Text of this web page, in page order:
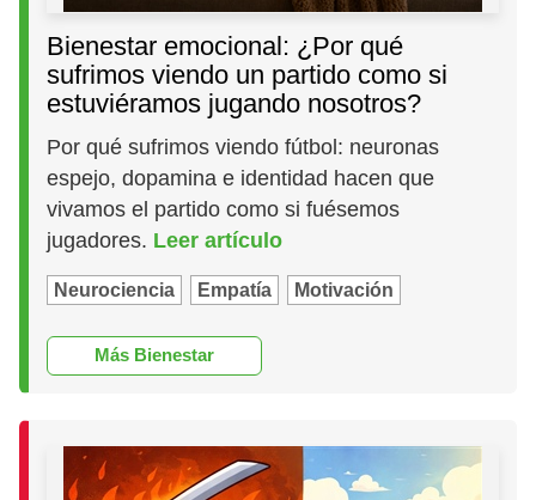
Bienestar emocional: ¿Por qué
sufrimos viendo un partido como si
estuviéramos jugando nosotros?
Por qué sufrimos viendo fútbol: neuronas
espejo, dopamina e identidad hacen que
vivamos el partido como si fuésemos
jugadores. Leer artículo
Neurociencia Empatía Motivación
Más Bienestar